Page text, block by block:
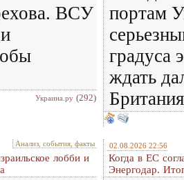
ВСУ
Украина.ру (292)
портам
градуса
ждать
Анализ, события, факты
лобби и
02.08.2026 22:56
Когда в ЕС
Энергодар.